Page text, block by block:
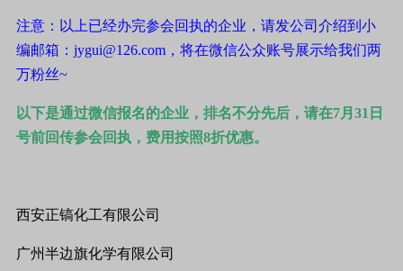
注意：以上已经办完参会回执的企业，请发公司介绍到小
编邮箱： jygui@126.com ，将在微信公众账号展示给我们两
万粉丝~
以下是通过微信报名的企业，排名不分先后，请在7月 31 日
号前回传参会回执，费用按照8折优惠。
西安正镐化工有限公司
广州半边旗化学有限公司